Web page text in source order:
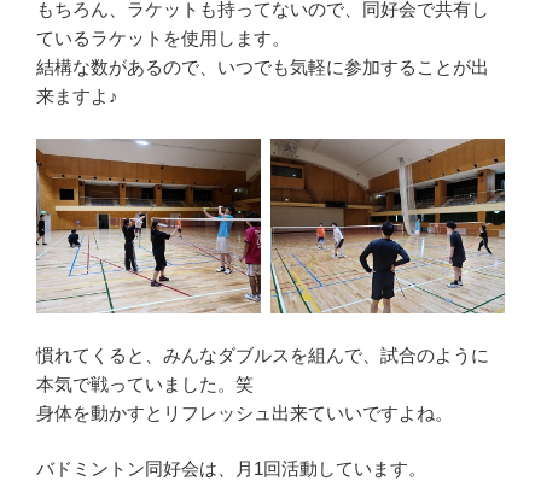
もちろん、ラケットも持ってないので、同好会で共有し
ているラケットを使用します。
結構な数があるので、いつでも気軽に参加することが出
来ますよ♪
慣れてくると、みんなダブルスを組んで、試合のように
本気で戦っていました。笑
身体を動かすとリフレッシュ出来ていいですよね。
バドミントン同好会は、月1回活動しています。